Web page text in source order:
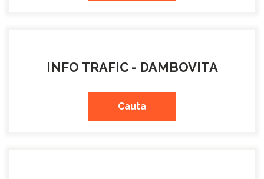
INFO TRAFIC - DAMBOVITA
Cauta